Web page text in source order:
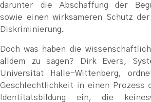
darunter die Abschaffung der
sowie einen wirksameren Schutz
Diskriminierung.
Doch was haben die
alldem zu sagen? Dirk Evers,
Universität Halle-Wittenberg,
Geschlechtlichkeit in einen Prozess
Identitätsbildung ein, die